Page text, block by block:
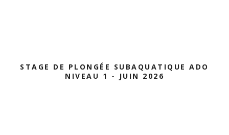
STAGE DE PLONGÉE SUBAQUATIQUE ADO
NIVEAU 1 - JUIN 2026